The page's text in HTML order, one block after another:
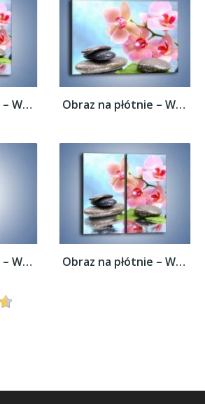
Obraz na płótnie – Wodny raj i kwiaty –... Obraz na płótnie – Wodny raj i kwiaty –...
Obraz na płótnie – Wodny raj i kwiaty –... Obraz na płótnie – Wodny raj i kwiaty –...